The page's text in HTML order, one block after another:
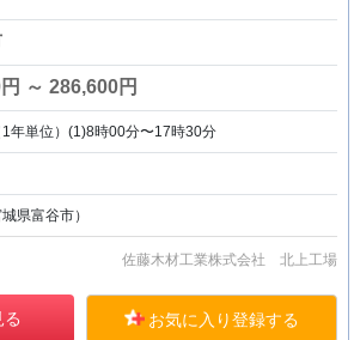
～ 286,600円
年単位）(1)8時00分〜17時30分
県富谷市）
佐藤木材工業株式会社 北上工場
お気に入り登録する